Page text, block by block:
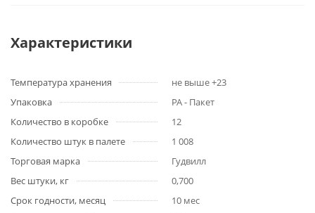
Характеристики
Температура хранения
не выше +23
Упаковка
PA - Пакет
Количество в коробке
12
Количество штук в палете
1 008
Торговая марка
Гудвилл
Вес штуки, кг
0,700
Срок годности, месяц
10 мес